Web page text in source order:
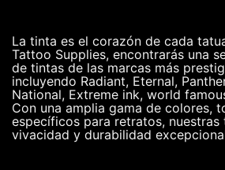
La tinta es el corazón de cada
Tattoo Supplies, encontrarás una
de tintas de las marcas más
incluyendo Radiant, Eternal,
National, Extreme ink, world
Con una amplia gama de colores,
específicos para retratos, nuestras
vivacidad y durabilidad